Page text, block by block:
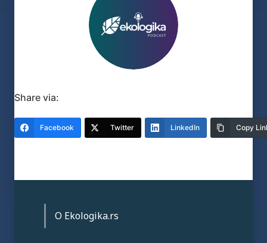
Share via:
Facebook Twitter LinkedIn Copy
O Ekologika.rs